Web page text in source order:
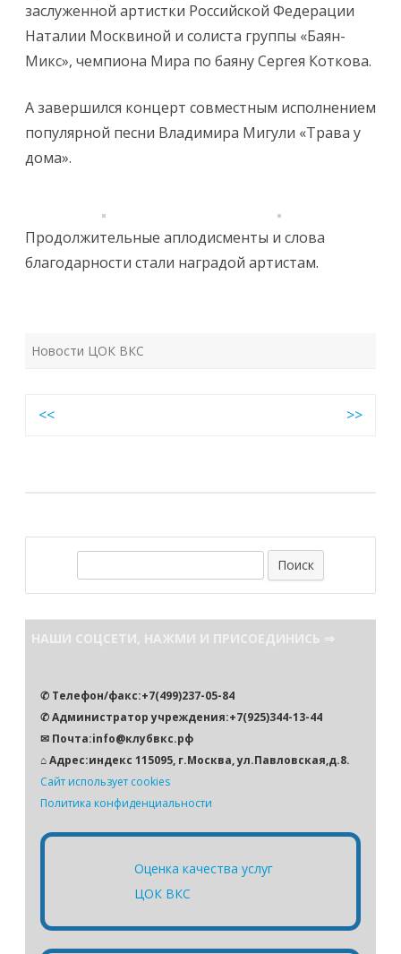
заслуженной артистки Российской Федерации
Наталии Москвиной и солиста группы «Баян-
Микс», чемпиона Мира по баяну Сергея Коткова.
А завершился концерт совместным исполнением
популярной песни Владимира Мигули «Трава у
дома».
Продолжительные аплодисменты и слова
благодарности стали наградой артистам.
Новости ЦОК ВКС
Навигация
<< >>
НАШИ СОЦСЕТИ, НАЖМИ И ПРИСОЕДИНИСЬ ⇒
✆ Телефон/факс:+7(499)237-05-84
✆ Администратор учреждения:+7(925)344-13-44
✉ Почта:info@клубвкс.рф
⌂ Адрес:индекс 115095, г.Москва, ул.Павловская,д.8.
Сайт использует cookies
Политика конфиденциальности
Оценка качества услуг
ЦОК ВКС